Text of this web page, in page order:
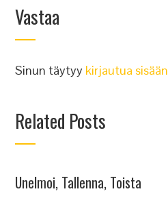
Vastaa
Sinun täytyy kirjautua sisään
Related Posts
Unelmoi, Tallenna, Toista